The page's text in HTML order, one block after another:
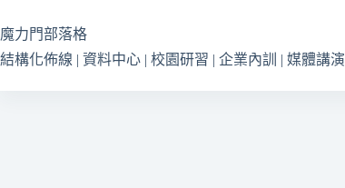
至
主
魔力門部落格
結構化佈線 | 資料中心 | 校園研習 | 企業內訓 | 媒體講演